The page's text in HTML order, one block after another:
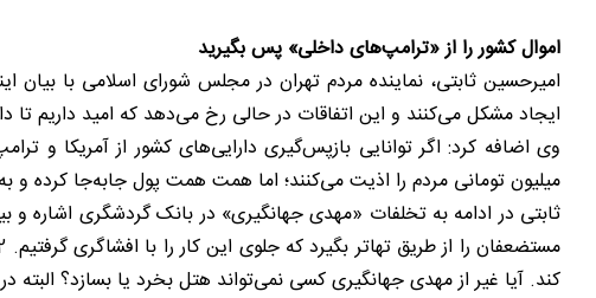
اموال کشور را از «ترامپ‌های داخلی» پس بگیرید
امیرحسین ثابتی، نماینده مردم تهران در مجلس شورای اسلامی با
ایجاد مشکل می‌کنند و این اتفاقات در حالی رخ می‌دهد که امید داریم تا
میلیون تومانی مردم را اذیت می‌کنند؛ اما همت همت پول جابه‌جا کرده و
کند. آیا غیر از مهدی جهانگیری کسی نمی‌تواند هتل بخرد یا بسازد؟